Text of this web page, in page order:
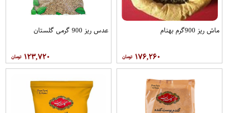
ماش ریز 900گرم بهنام
۱۷۶,۲۶۰
عدس ریز 900 گرمی گلستان
۱۲۳,۷۲۰